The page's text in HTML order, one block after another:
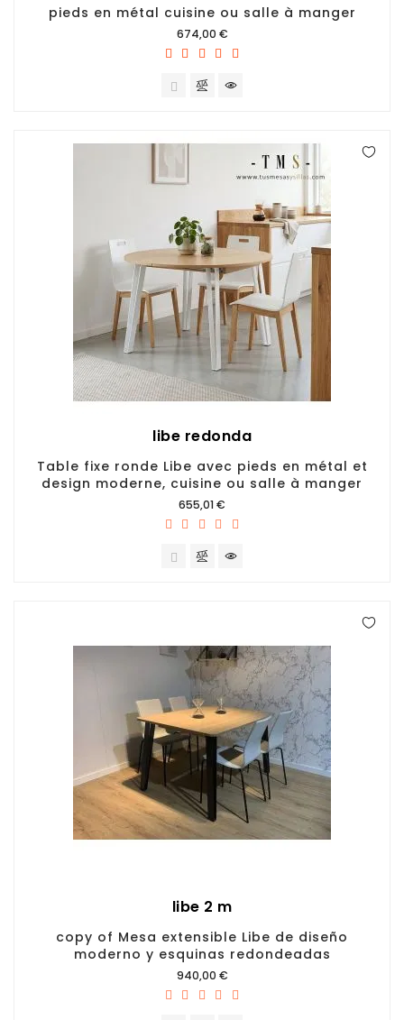
pieds en métal cuisine ou salle à manger
Prix
674,00 €
libe redonda
Table fixe ronde Libe avec pieds en métal et
design moderne, cuisine ou salle à manger
Prix
655,01 €
libe 2 m
copy of Mesa extensible Libe de diseño
moderno y esquinas redondeadas
Prix
940,00 €